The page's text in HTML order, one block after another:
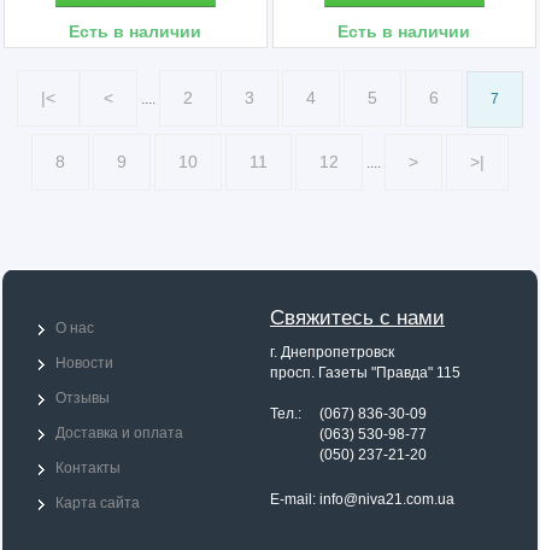
Есть в наличии Есть в наличии
|< < 2 3 4 5 6 7
8 9 10 11 12 > >|
Свяжитесь с нами
г. Днепропетровск
просп. Газеты "Правда" 115
Тел.: (067) 836-30-09
(063) 530-98-77
(050) 237-21-20
E-mail: info@niva21.com.ua
О нас
Новости
Отзывы
Доставка и оплата
Контакты
Карта сайта